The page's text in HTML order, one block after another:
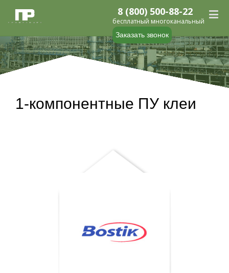
Заказать звонок
8 (800) 500-88-22
бесплатный многоканальный
1-компонентные ПУ клеи